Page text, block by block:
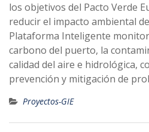
los objetivos del Pacto Verde
reducir el impacto ambiental
Plataforma Inteligente
carbono del puerto, la
calidad del aire e hidrológica,
prevención y mitigación de
Proyectos-GIE